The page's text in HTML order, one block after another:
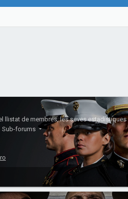
llistat de membres, les seves
Sub-forums